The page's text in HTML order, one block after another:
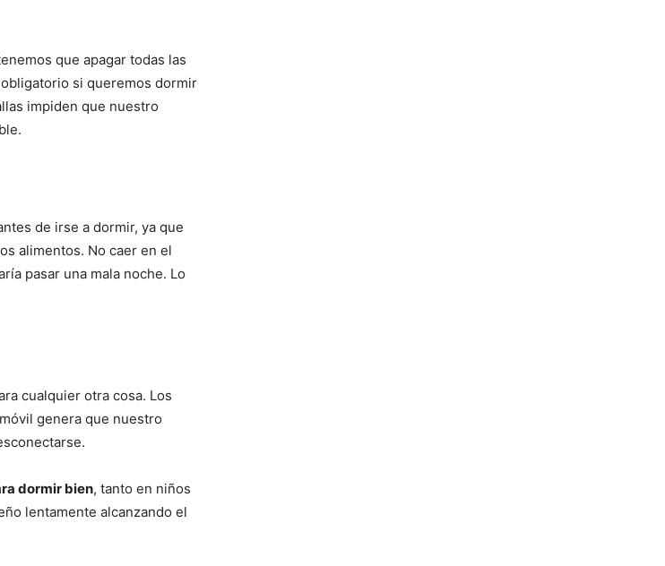
que apagar todas las
si queremos dormir
impiden que nuestro
de irse a dormir, ya que
alimentos. No caer en el
pasar una mala noche. Lo
cualquier otra cosa. Los
genera que nuestro
dormir bien, tanto en niños
lentamente alcanzando el